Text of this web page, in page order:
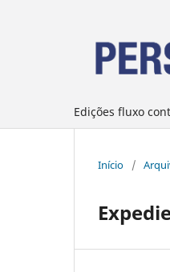
Edições fluxo
Início /